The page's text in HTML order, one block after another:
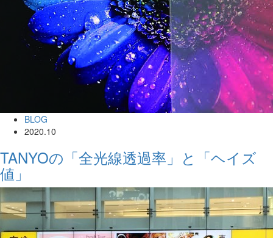
BLOG
2020.10
TANYOの「全光線透過率」と「ヘイズ
値」